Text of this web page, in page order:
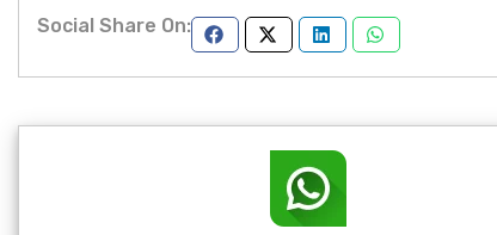
Social Share On: